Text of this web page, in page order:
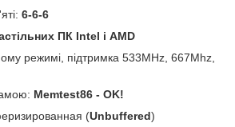
6-6-6
ПК Intel і AMD
режимі, підтримка 533MHz, 667Mhz,
Memtest86 - OK!
(Unbuffered)